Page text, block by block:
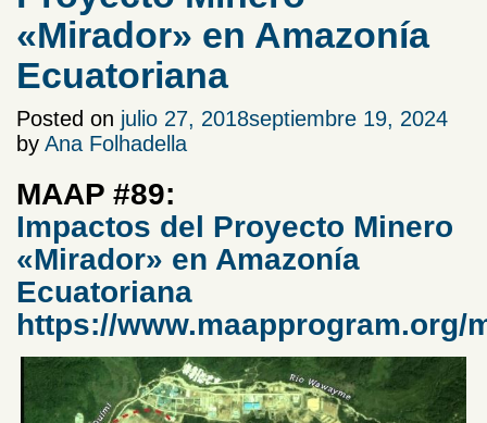
«Mirador» en Amazonía
Ecuatoriana
Posted on julio 27, 2018septiembre 19, 2024
by Ana Folhadella
MAAP #89:
Impactos del Proyecto Minero
«Mirador» en Amazonía
Ecuatoriana
https://www.maapprogram.org/